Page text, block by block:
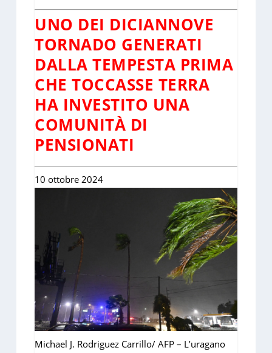
UNO DEI DICIANNOVE
TORNADO GENERATI
DALLA TEMPESTA PRIMA
CHE TOCCASSE TERRA
HA INVESTITO UNA
COMUNITÀ DI
PENSIONATI
10 ottobre 2024
Michael J. Rodriguez Carrillo/ AFP – L’uragano